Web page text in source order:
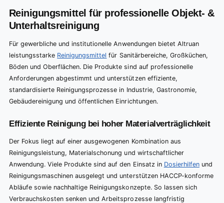
Reinigungsmittel für professionelle Objekt- &
Unterhaltsreinigung
Für gewerbliche und institutionelle Anwendungen bietet Altruan
leistungsstarke Reinigungsmittel für Sanitärbereiche, Großküchen,
Böden und Oberflächen. Die Produkte sind auf professionelle
Anforderungen abgestimmt und unterstützen effiziente,
standardisierte Reinigungsprozesse in Industrie, Gastronomie,
Gebäudereinigung und öffentlichen Einrichtungen.
Effiziente Reinigung bei hoher Materialverträglichkeit
Der Fokus liegt auf einer ausgewogenen Kombination aus
Reinigungsleistung, Materialschonung und wirtschaftlicher
Anwendung. Viele Produkte sind auf den Einsatz in Dosierhilfenund
Reinigungsmaschinen ausgelegt und unterstützen HACCP-konforme
Abläufe sowie nachhaltige Reinigungskonzepte. So lassen sich
Verbrauchskosten senken und Arbeitsprozesse langfristig